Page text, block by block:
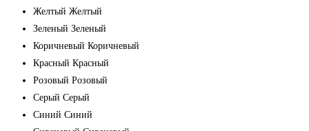
Желтый Желтый
Зеленый Зеленый
Коричневый Коричневый
Красный Красный
Розовый Розовый
Серый Серый
Синий Синий